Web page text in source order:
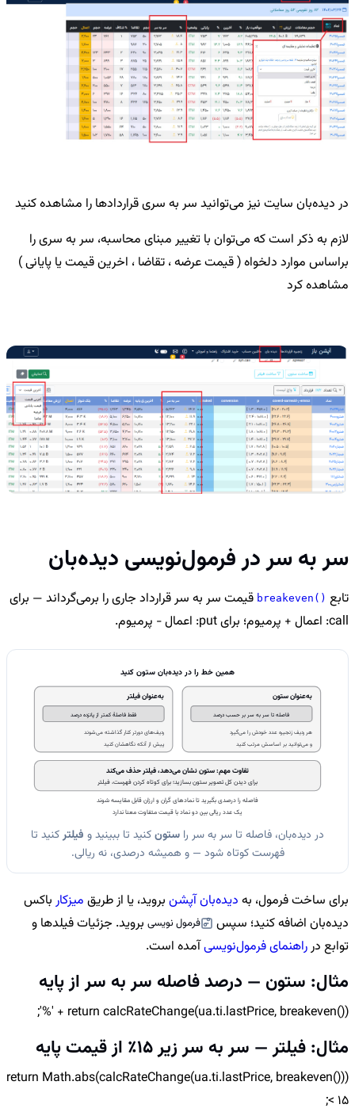
در دیده‌بان سایت نیز می‌توانید سر به سری قراردادها را مشاهده کنید
لازم به ذکر است که می‌توان با تغییر مبنای محاسبه، سر به سری را
براساس موارد دلخواه ( قیمت عرضه ، تقاضا ، اخرین قیمت یا پایانی )
مشاهده کرد
سر به سر در فرمول‌نویسی دیده‌بان
تابع breakeven() قیمت سر به سر قرارداد جاری را برمی‌گرداند — برای
call: اعمال + پرمیوم؛ برای put: اعمال − پرمیوم.
همین خط را در دیده‌بان ستون کنید
به‌عنوان ستون
فاصله تا سر به سر بر حسب درصد
هر ردیف زنجیره عدد خودش را می‌گیرد
و می‌توانید بر اساسش مرتب کنید
به‌عنوان فیلتر
فقط فاصلهٔ کمتر از پانزده درصد
ردیف‌های دورتر کنار گذاشته می‌شوند
پیش از آنکه نگاهشان کنید
تفاوت مهم: ستون نشان می‌دهد، فیلتر حذف می‌کند
برای دیدن کل تصویر ستون بسازید؛ برای کوتاه کردن فهرست، فیلتر
فاصله را درصدی بگیرید تا نمادهای گران و ارزان قابل مقایسه شوند
یک عدد ریالی بین دو نماد با قیمت متفاوت معنا ندارد
در دیده‌بان، فاصله تا سر به سر را ستونکنید تا ببینید و فیلترکنید تا
فهرست کوتاه شود — و همیشه درصدی، نه ریالی.
برای ساخت فرمول، به دیده‌بان آپشن بروید، یا از طریق میزکار باکس
دیده‌بان اضافه کنید؛ سپس
فرمول نویسی بروید. جزئیات فیلدها و
توابع درراهنمای فرمول‌نویسیآمده است.
مثال: ستون — درصد فاصله سر به سر از پایه
return calcRateChange(ua.ti.lastPrice, breakeven()) + '%';
مثال: فیلتر — سر به سر زیر 15٪ از قیمت پایه
return Math.abs(calcRateChange(ua.ti.lastPrice, breakeven()))
< 15;